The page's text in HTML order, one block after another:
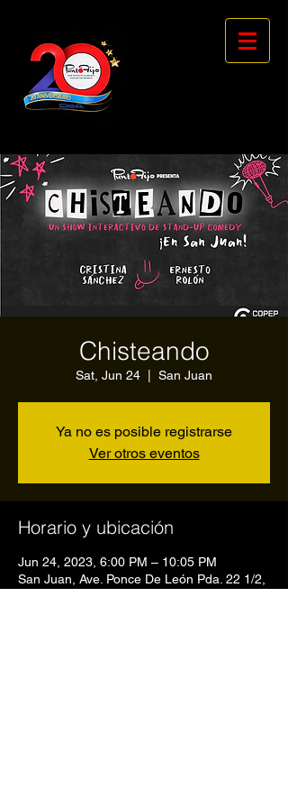
Chisteando
Sat, Jun 24 San Juan
Ya no es posible registrarse
Ver otros eventos
Horario y ubicación
Jun 24, 2023, 6:00 PM – 10:05 PM
San Juan, Ave. Ponce De León Pda. 22 1/2,